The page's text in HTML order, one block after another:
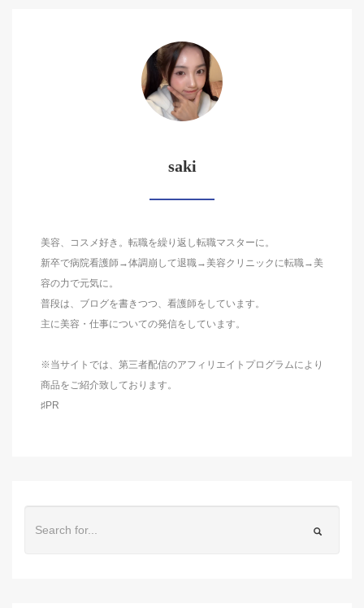
saki
美容、コスメ好き。転職を繰り返し転職マスターに。
新卒で病院看護師→体調崩して退職→美容クリニックに転職→美
容の力で元気に。
普段は、ブログを書きつつ、看護師をしています。
主に美容・仕事についての発信をしています。
※当サイトでは、第三者配信のアフィリエイトプログラムにより
商品をご紹介致しております。
♯PR